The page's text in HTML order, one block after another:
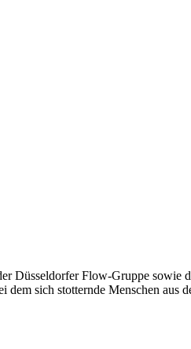
Düsseldorfer Flow-Gruppe sowie
sich stotternde Menschen aus